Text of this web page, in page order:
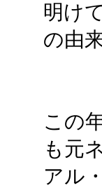
明け
の由
この
も元
アル